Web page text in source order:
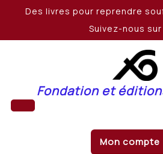
Des livres pour reprendre
Suivez-nous sur
Fondation et
Mon compte